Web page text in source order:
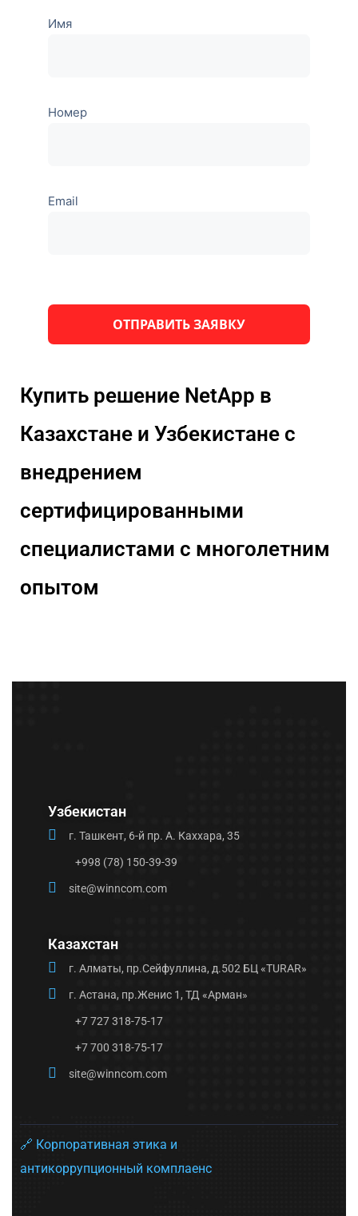
Имя
Номер
Email
это поле
Купить решение NetApp в
Казахстане и Узбекистане с
внедрением
сертифицированными
специалистами с многолетним
опытом
Узбекистан
г. Ташкент, 6-й пр. А. Каххара, 35
+998 (78) 150-39-39
site@winncom.com
Казахстан
г. Алматы, пр.Сейфуллина, д.502 БЦ «TURAR»
г. Астана, пр.Женис 1, ТД «Арман»
+7 727 318-75-17
+7 700 318-75-17
site@winncom.com
🔗 Корпоративная этика и
антикоррупционный комплаенс